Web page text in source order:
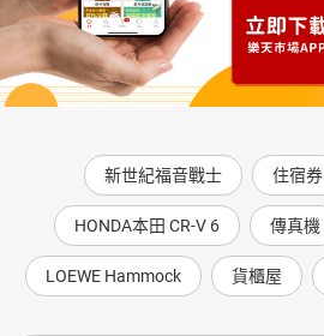
新世紀福音戰士 住宿券
HONDA本田 CR-V 6 傳真機
LOEWE Hammock 貨櫃屋